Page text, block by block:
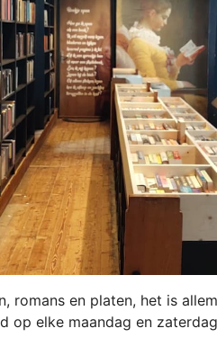
romans en platen, het is
op elke maandag en